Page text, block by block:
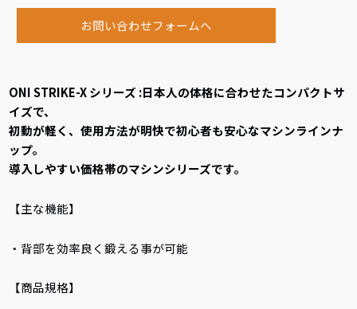
お問い合わせフォームへ
ONI STRIKE-X シリーズ :日本人の体格に合わせたコンパクトサ
イズで、
初動が軽く、使用方法が明快で初心者も安心なマシンラインナ
ップ。
導入しやすい価格帯のマシンシリーズです。
【主な機能】
・背部を効率良く鍛える事が可能
【商品規格】